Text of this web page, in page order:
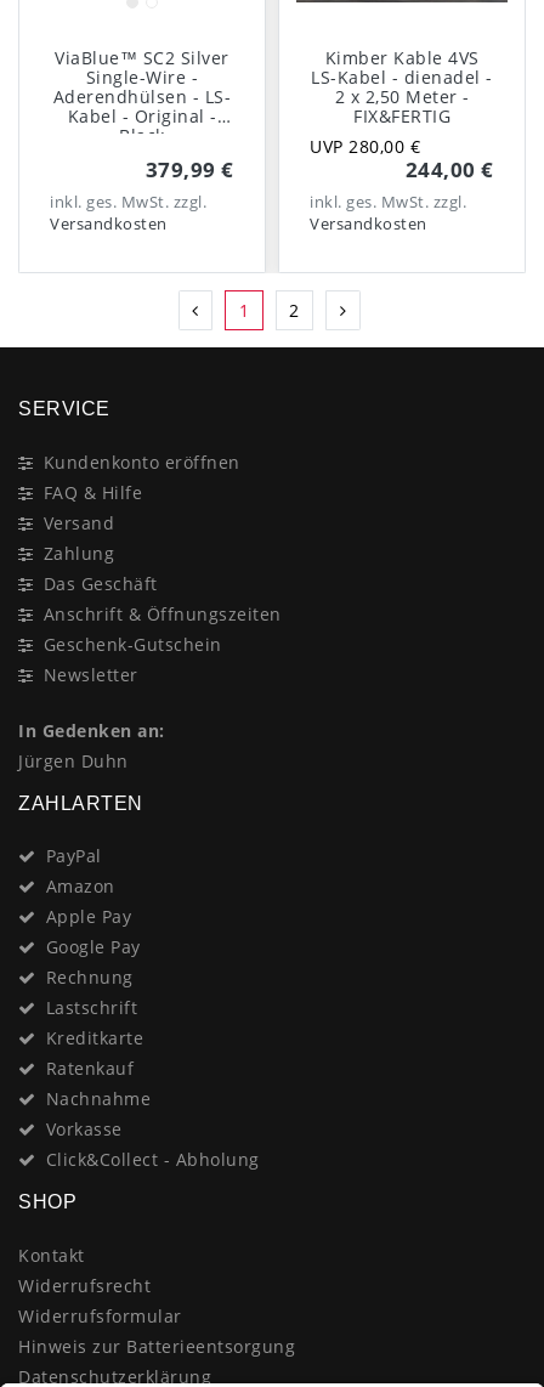
ViaBlue™ SC2 Silver
Single-Wire -
Aderendhülsen - LS-
Kabel - Original -
Black
379,99 €
inkl. ges. MwSt. zzgl.
Versandkosten
Kimber Kable 4VS
LS-Kabel - dienadel -
2 x 2,50 Meter -
FIX&FERTIG
UVP 280,00 €
244,00 €
inkl. ges. MwSt. zzgl.
Versandkosten
1 2
SERVICE
Kundenkonto eröffnen
FAQ & Hilfe
Versand
Zahlung
Das Geschäft
Anschrift & Öffnungszeiten
Geschenk-Gutschein
Newsletter
In Gedenken an:
Jürgen Duhn
ZAHLARTEN
PayPal
Amazon
Apple Pay
Google Pay
Rechnung
Lastschrift
Kreditkarte
Ratenkauf
Nachnahme
Vorkasse
Click&Collect - Abholung
SHOP
Kontakt
Widerrufsrecht
Widerrufsformular
Hinweis zur Batterieentsorgung
Datenschutzerklärung